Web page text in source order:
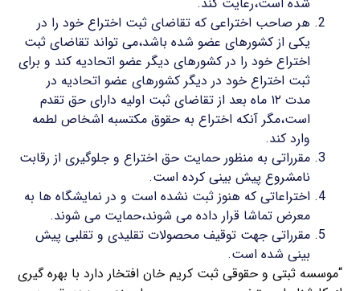
هر صاحب اختراعی که تقاضای ثبت اختراع خود را در
یکی از کشورهای عضو شده باشد،می تواند تقاضای ثبت
اختراع خود را در کشورهای دیگر عضو اتحادیه کند و برای
ثبت اختراع خود در دیگر کشورهای عضو اتحادیه در
مدت ۱۲ ماه بعد از تقاضای ثبت اولیه دارای حق تقدم
است،مگر آنکه اختراع به حقوق مکتسبه اشخاص لطمه
وارد کند.
مقرراتی به منظور حمایت حق اختراع و جلوگیری از رقابت
نامشروع پیش بینی کرده است.
اختراعاتی که هنوز ثبت نشده است و در نمایشگاه ها به
معرض تماشا قرار داده می شوند،حمایت می شوند.
مقرراتی جهت توقیف محصولات تقلیدی و تقلبی پیش
بینی شده است.
“موسسه ثبتی و حقوقی ثبت کریم خان افتخار دارد با بهره گیری